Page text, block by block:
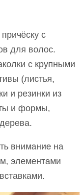
с
для волос.
с крупными
(листья,
и резинки из
и формы,
внимание на
элементами